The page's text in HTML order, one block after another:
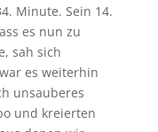
Minute. Sein 14.
es nun zu
sah sich
es weiterhin
unsauberes
und kreierten